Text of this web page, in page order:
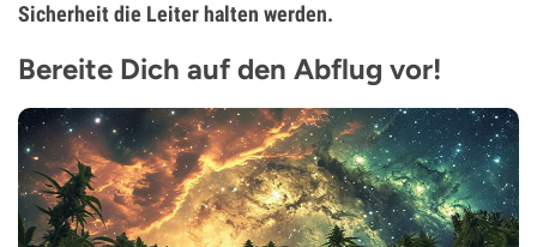
Sicherheit die Leiter halten werden.
Bereite Dich auf den Abflug vor!